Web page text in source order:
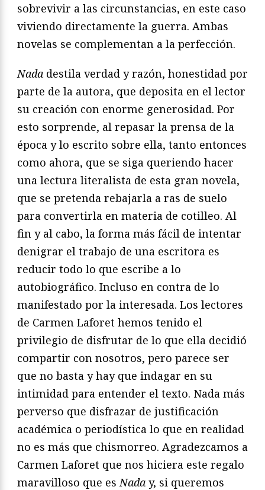
sobrevivir a las circunstancias, en este caso
viviendo directamente la guerra. Ambas
novelas se complementan a la perfección.
Nada destila verdad y razón, honestidad por
parte de la autora, que deposita en el lector
su creación con enorme generosidad. Por
esto sorprende, al repasar la prensa de la
época y lo escrito sobre ella, tanto entonces
como ahora, que se siga queriendo hacer
una lectura literalista de esta gran novela,
que se pretenda rebajarla a ras de suelo
para convertirla en materia de cotilleo. Al
fin y al cabo, la forma más fácil de intentar
denigrar el trabajo de una escritora es
reducir todo lo que escribe a lo
autobiográfico. Incluso en contra de lo
manifestado por la interesada. Los lectores
de Carmen Laforet hemos tenido el
privilegio de disfrutar de lo que ella decidió
compartir con nosotros, pero parece ser
que no basta y hay que indagar en su
intimidad para entender el texto. Nada más
perverso que disfrazar de justificación
académica o periodística lo que en realidad
no es más que chismorreo. Agradezcamos a
Carmen Laforet que nos hiciera este regalo
maravilloso que es Nada y, si queremos